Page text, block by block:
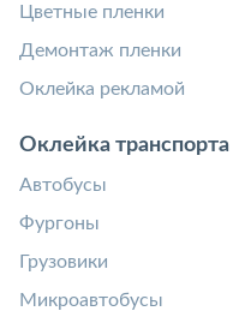
Цветные пленки
Демонтаж пленки
Оклейка рекламой
Оклейка транспорта
Автобусы
Фургоны
Грузовики
Микроавтобусы